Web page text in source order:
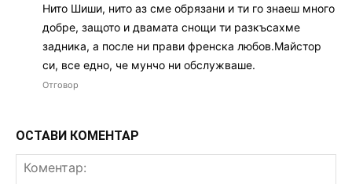
Нито Шиши, нито аз сме обрязани и ти го знаеш много
добре, защото и двамата снощи ти разкъсахме
задника, а после ни прави френска любов.Майстор
си, все едно, че мунчо ни обслужваше.
Отговор
ОСТАВИ КОМЕНТАР